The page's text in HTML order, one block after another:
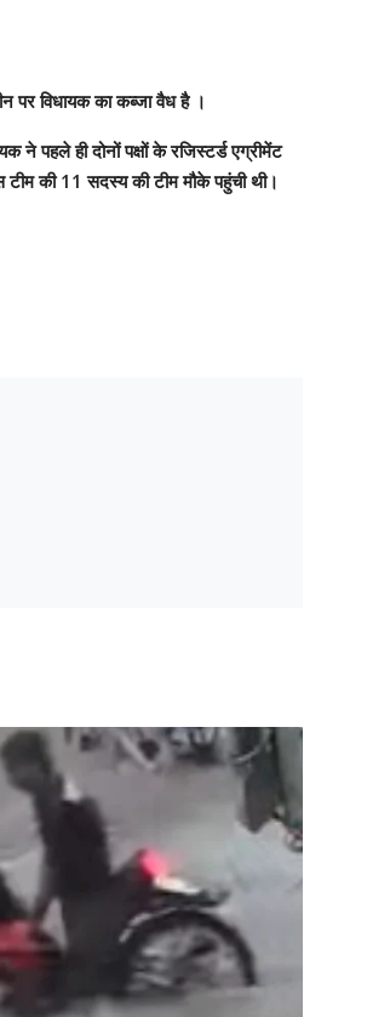
पर विधायक का कब्जा वैध है ।
पहले ही दोनों पक्षों के रजिस्टर्ड एग्रीमेंट
टीम की 11 सदस्य की टीम मौके पहुंची थी।